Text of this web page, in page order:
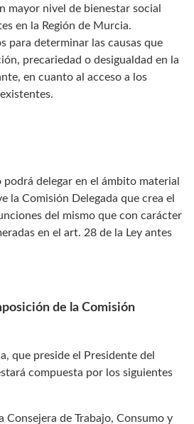
mayor nivel de bienestar social
en la Región de Murcia.
para determinar las causas que
precariedad o desigualdad en la
en cuanto al acceso a los
podrá delegar en el ámbito material
la Comisión Delegada que crea el
del mismo que con carácter
en el art. 28 de la Ley antes
de la Comisión
que preside el Presidente del
compuesta por los siguientes
Consejera de Trabajo, Consumo y